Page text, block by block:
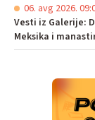
06. avg 2026.
Vesti iz Galerije:
Meksika i